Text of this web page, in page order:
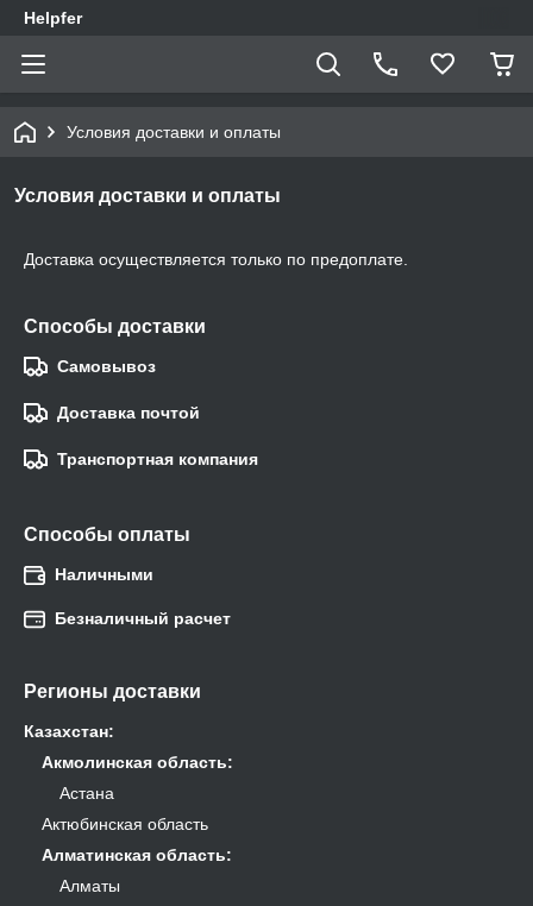
Helpfer
Условия доставки и оплаты
Условия доставки и оплаты
Доставка осуществляется только по предоплате.
Способы доставки
Самовывоз
Доставка почтой
Транспортная компания
Способы оплаты
Наличными
Безналичный расчет
Регионы доставки
Казахстан:
Акмолинская область:
Астана
Актюбинская область
Алматинская область:
Алматы